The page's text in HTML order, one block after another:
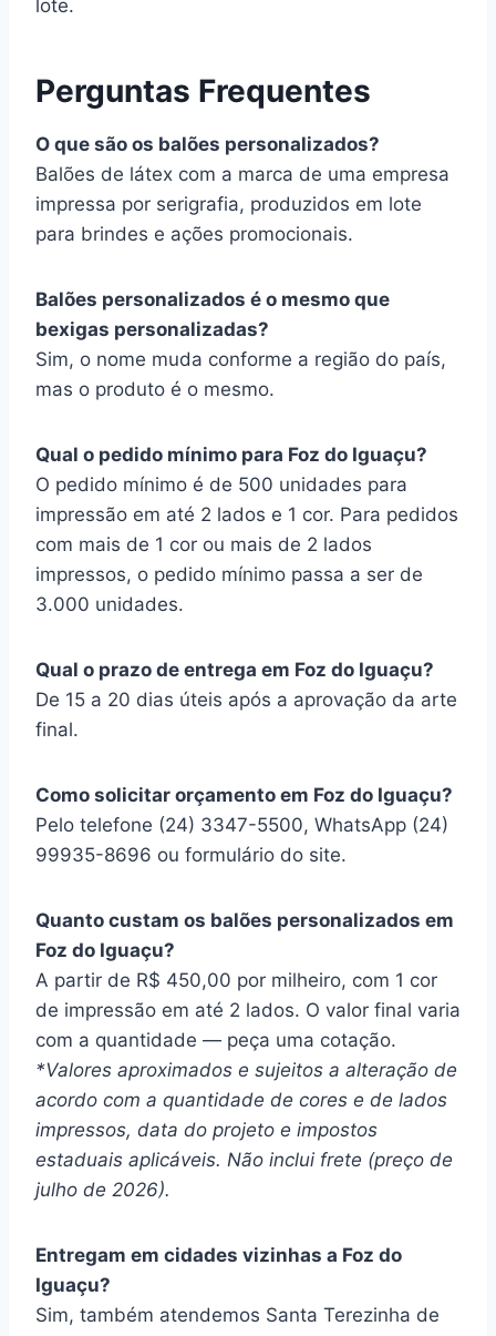
lote.
Perguntas Frequentes
O que são os balões personalizados?
Balões de látex com a marca de uma empresa
impressa por serigrafia, produzidos em lote
para brindes e ações promocionais.
Balões personalizados é o mesmo que
bexigas personalizadas?
Sim, o nome muda conforme a região do país,
mas o produto é o mesmo.
Qual o pedido mínimo para Foz do Iguaçu?
O pedido mínimo é de 500 unidades para
impressão em até 2 lados e 1 cor. Para pedidos
com mais de 1 cor ou mais de 2 lados
impressos, o pedido mínimo passa a ser de
3.000 unidades.
Qual o prazo de entrega em Foz do Iguaçu?
De 15 a 20 dias úteis após a aprovação da arte
final.
Como solicitar orçamento em Foz do Iguaçu?
Pelo telefone (24) 3347-5500, WhatsApp (24)
99935-8696 ou formulário do site.
Quanto custam os balões personalizados em
Foz do Iguaçu?
A partir de R$ 450,00 por milheiro, com 1 cor
de impressão em até 2 lados. O valor final varia
com a quantidade — peça uma cotação.
*Valores aproximados e sujeitos a alteração de
acordo com a quantidade de cores e de lados
impressos, data do projeto e impostos
estaduais aplicáveis. Não inclui frete (preço de
julho de 2026).
Entregam em cidades vizinhas a Foz do
Iguaçu?
Sim, também atendemos Santa Terezinha de